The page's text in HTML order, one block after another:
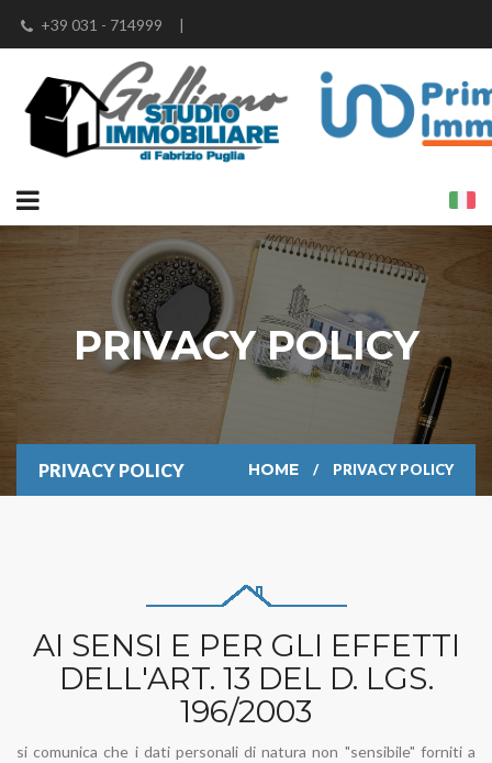
+39 031 - 714999 |
info@studioimmobiliaregalliano.it
fabrizio@studioimmobiliaregalliano.it |
PRIVACY POLICY
PRIVACY POLICY HOME PRIVACY POLICY
AI SENSI E PER GLI EFFETTI
DELL'ART. 13 DEL D. LGS.
196/2003
si comunica che i dati personali di natura non "sensibile" forniti a